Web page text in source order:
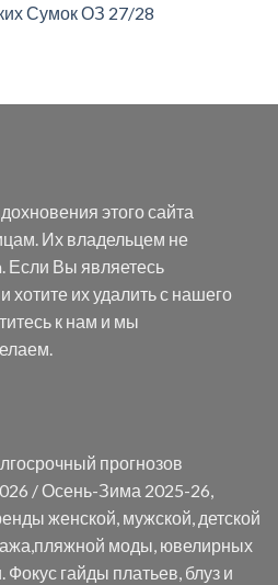
Сумок ОЗ 27/28
этого сайта
Их владельцем не
Если Вы являетесь
их удалить с нашего
к нам и мы
прогнозов
/ Осень-Зима 2025-26,
женской, мужской, детской
моды, ювелирных
гайды платьев, блуз и